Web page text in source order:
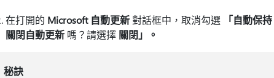
在打開的 Microsoft 自動更新對話框中，取消勾選 「自動保
關閉自動更新嗎？請選擇 關閉」。
秘訣